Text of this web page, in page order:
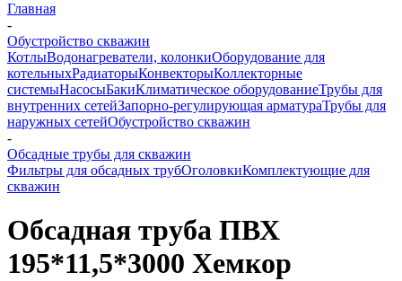
Главная
-
Обустройство скважин
КотлыВодонагреватели, колонкиОборудование для
котельныхРадиаторыКонвекторыКоллекторные
системыНасосыБакиКлиматическое оборудованиеТрубы для
внутренних сетейЗапорно-регулирующая арматураТрубы для
наружных сетейОбустройство скважин
-
Обсадные трубы для скважин
Фильтры для обсадных трубОголовкиКомплектующие для
скважин
Обсадная труба ПВХ
195*11,5*3000 Хемкор